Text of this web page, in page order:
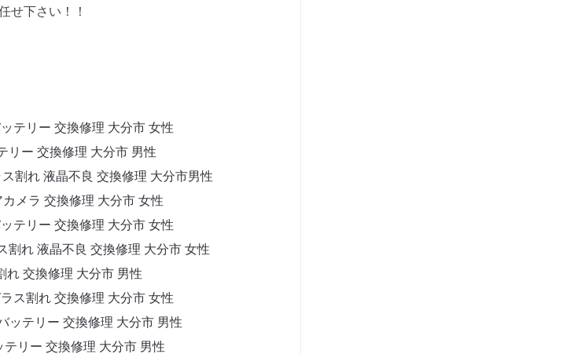
せ下さい！！
テリー 交換修理 大分市 女性
リー 交換修理 大分市 男性
割れ 液晶不良 交換修理 大分市男性
メラ 交換修理 大分市 女性
テリー 交換修理 大分市 女性
割れ 液晶不良 交換修理 大分市 女性
れ 交換修理 大分市 男性
ス割れ 交換修理 大分市 女性
ッテリー 交換修理 大分市 男性
テリー 交換修理 大分市 男性